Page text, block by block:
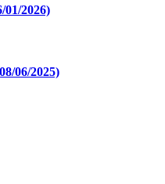
01/2026)
06/2025)